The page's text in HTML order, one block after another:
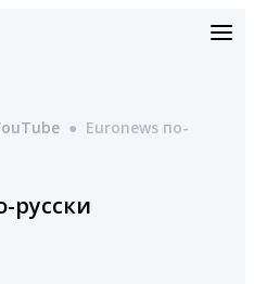
● Euronews по-
русски